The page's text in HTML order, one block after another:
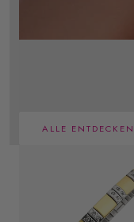
ALLE ENTDECKEN